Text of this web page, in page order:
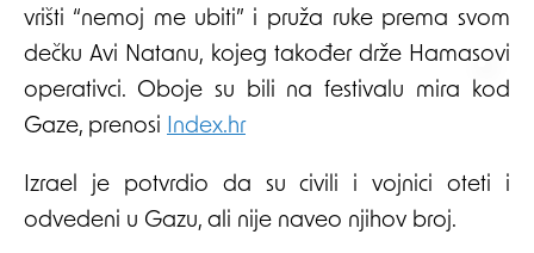
vrišti “nemoj me ubiti” i pruža ruke prema svom
dečku Avi Natanu, kojeg također drže Hamasovi
operativci. Oboje su bili na festivalu mira kod
Gaze, prenosi
Index.hr
Izrael je potvrdio da su civili i vojnici oteti i
odvedeni u Gazu, ali nije naveo njihov broj.